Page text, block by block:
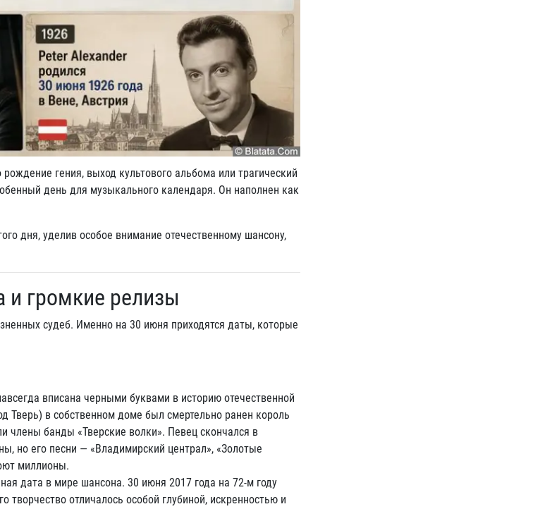
гения, выход культового альбома или трагический
день для музыкального календаря. Он наполнен как
дня, уделив особое внимание отечественному шансону,
и громкие релизы
судеб. Именно на 30 июня приходятся даты, которые
вписана черными буквами в историю отечественной
Тверь) в собственном доме был смертельно ранен король
банды «Тверские волки». Певец скончался в
но его песни — «Владимирский централ», «Золотые
миллионы.
дата в мире шансона. 30 июня 2017 года на 72-м году
творчество отличалось особой глубиной, искренностью и